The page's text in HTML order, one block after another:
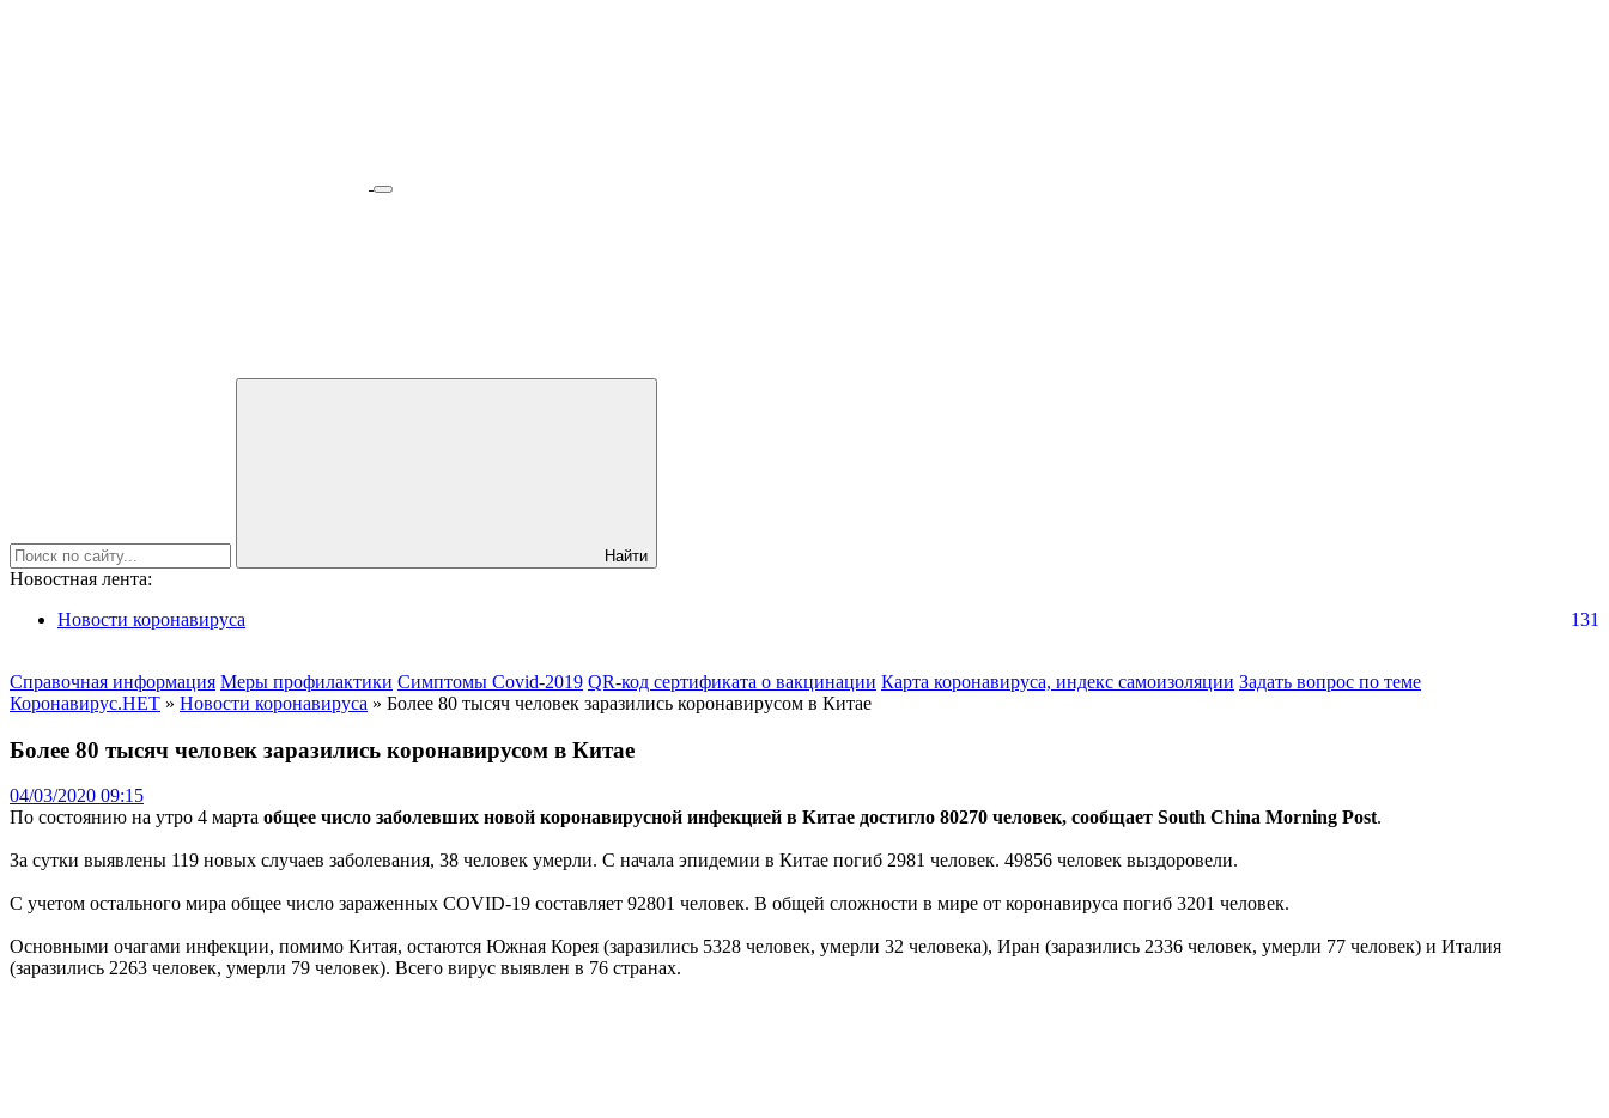
Найти
Новостная лента:
Новости коронавируса
131
Справочная информация Меры профилактики Симптомы Covid-2019 QR-код сертификата о вакцинации Карта коронавируса, индекс самоизоляции Задать вопрос по теме
Коронавирус.НЕТ » Новости коронавируса » Более 80 тысяч человек заразились коронавирусом в Китае
Более 80 тысяч человек заразились коронавирусом в Китае
04/03/2020 09:15
По состоянию на утро 4 марта общее число заболевших новой коронавирусной инфекцией в Китае достигло 80270 человек, сообщает South China Morning Post.
За сутки выявлены 119 новых случаев заболевания, 38 человек умерли. С начала эпидемии в Китае погиб 2981 человек. 49856 человек выздоровели.
С учетом остального мира общее число зараженных COVID-19 составляет 92801 человек. В общей сложности в мире от коронавируса погиб 3201 человек.
Основными очагами инфекции, помимо Китая, остаются Южная Корея (заразились 5328 человек, умерли 32 человека), Иран (заразились 2336 человек, умерли 77 человек) и Италия
(заразились 2263 человек, умерли 79 человек). Всего вирус выявлен в 76 странах.